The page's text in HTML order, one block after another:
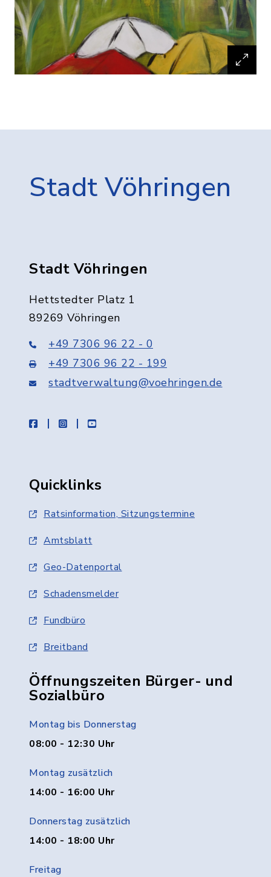
Stadt Vöhringen
Stadt Vöhringen
Hettstedter Platz 1
89269 Vöhringen
+49 7306 96 22 - 0
+49 7306 96 22 - 199
stadtverwaltung@voehringen.de
facebookinstagramyoutube
Quicklinks
Ratsinformation, Sitzungstermine
Amtsblatt
Geo-Datenportal
Schadensmelder
Fundbüro
Breitband
Öffnungszeiten Bürger- und
Sozialbüro
Montag bis Donnerstag
08:00 - 12:30 Uhr
Montag zusätzlich
14:00 - 16:00 Uhr
Donnerstag zusätzlich
14:00 - 18:00 Uhr
Freitag